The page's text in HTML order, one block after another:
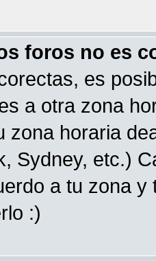
foros no es
es
a otra zona
zona horaria
Sydney, etc.)
a tu zona
:)